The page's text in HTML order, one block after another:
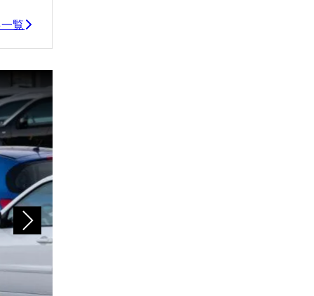
覧
中古車選びで失敗しないために。選び方のコツや注意点